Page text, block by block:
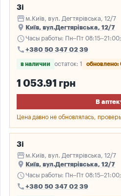
3і
storefront м.Київ, вул. Дегтярівська, 12/7
place Київ, вул.Дегтярівська, 12/7
scheduleЧасы работы: Пн–Пт
call +380 50 347 02 39
в наличии остаток: 1
1 053.91 грн
В
Цена давно не обновлялась,
3і
storefront м.Київ, вул. Дегтярівська, 12/7
place Київ, вул.Дегтярівська, 12/7
scheduleЧасы работы: Пн–Пт
call +380 50 347 02 39